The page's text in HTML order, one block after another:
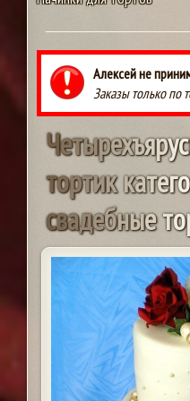
Алексей не
Заказы только по
Четырехъярус
тортиккатего
свадебныето